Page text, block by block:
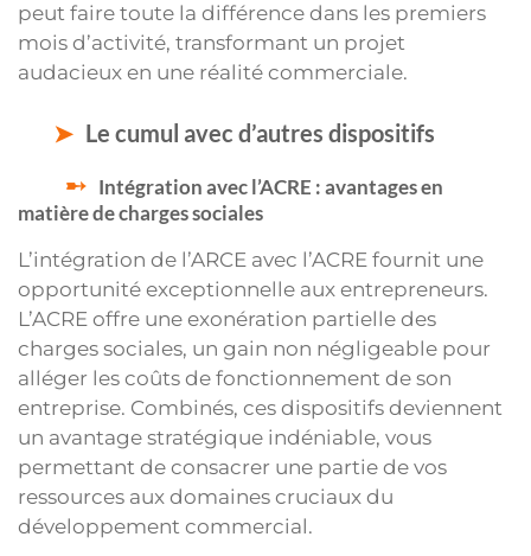
peut faire toute la différence dans les premiers
mois d’activité, transformant un projet
audacieux en une réalité commerciale.
Le cumul avec d’autres dispositifs
Intégration avec l’ACRE : avantages en
matière de charges sociales
L’intégration de l’ARCE avec l’ACRE fournit une
opportunité exceptionnelle aux entrepreneurs.
L’ACRE offre une exonération partielle des
charges sociales, un gain non négligeable pour
alléger les coûts de fonctionnement de son
entreprise. Combinés, ces dispositifs deviennent
un avantage stratégique indéniable, vous
permettant de consacrer une partie de vos
ressources aux domaines cruciaux du
développement commercial.